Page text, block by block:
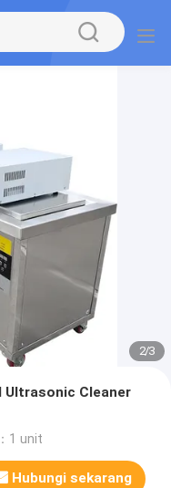
2/3
Ultrasonic Cleaner
1 unit
Hubungi sekarang